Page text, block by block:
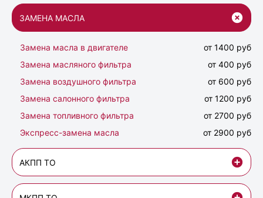
ЗАМЕНА МАСЛА
Замена масла в двигателе
от 1400 руб
Замена масляного фильтра
от 400 руб
Замена воздушного фильтра
от 600 руб
Замена салонного фильтра
от 1200 руб
Замена топливного фильтра
от 2700 руб
Экспресс-замена масла
от 2900 руб
АКПП ТО